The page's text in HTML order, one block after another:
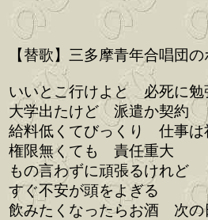
【替歌】三多摩青年合唱団
いいとこ行けよと 必死に勉
大学出たけど 派遣か契約
給料低くてびっくり 仕事は
権限無くても 責任重大
もの言わずに頑張るけれど
すぐ不安が頭をよぎる
飲みたくなったらお酒 次の